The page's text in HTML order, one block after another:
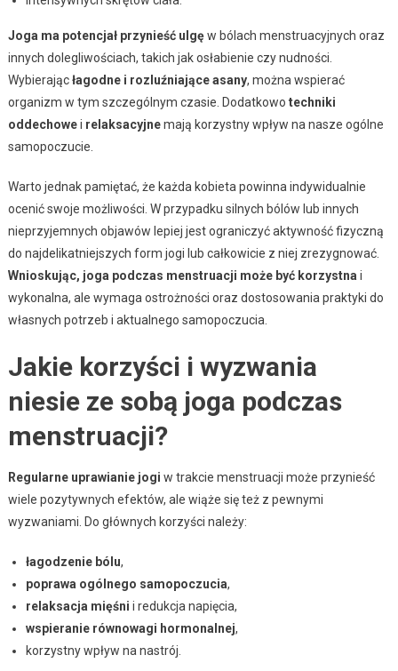
Joga ma potencjał przynieść ulgęw bólach menstruacyjnych oraz
innych dolegliwościach, takich jak osłabienie czy nudności.
Wybierającłagodne i rozluźniające asany, można wspierać
organizm w tym szczególnym czasie. Dodatkowo techniki
oddechowei relaksacyjnemają korzystny wpływ na nasze ogólne
samopoczucie.
Warto jednak pamiętać, że każda kobieta powinna indywidualnie
ocenić swoje możliwości. W przypadku silnych bólów lub innych
nieprzyjemnych objawów lepiej jest ograniczyć aktywność fizyczną
do najdelikatniejszych form jogi lub całkowicie z niej zrezygnować.
Wnioskując, joga podczas menstruacji może być korzystnai
wykonalna, ale wymaga ostrożności oraz dostosowania praktyki do
własnych potrzeb i aktualnego samopoczucia.
Jakie korzyści i wyzwania
niesie ze sobą joga podczas
menstruacji?
Regularne uprawianie jogi w trakcie menstruacji może przynieść
wiele pozytywnych efektów, ale wiąże się też z pewnymi
wyzwaniami. Do głównych korzyści należy:
łagodzenie bólu,
poprawa ogólnego samopoczucia,
relaksacja mięśni i redukcja napięcia,
wspieranie równowagi hormonalnej,
korzystny wpływ na nastrój.